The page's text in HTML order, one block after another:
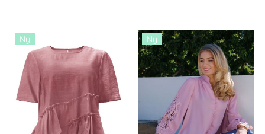
Ny Ny